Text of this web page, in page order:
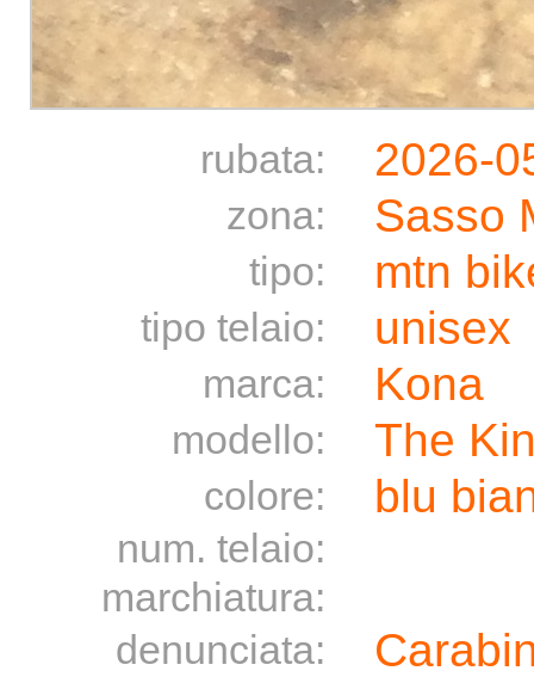
rubata: 2026-
zona: Sasso
tipo: mtn
tipo telaio: unisex
marca: Kona
modello: The
colore: blu
num. telaio:
marchiatura:
denunciata: